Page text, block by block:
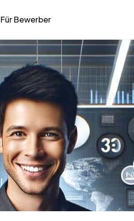
Für Bewerber